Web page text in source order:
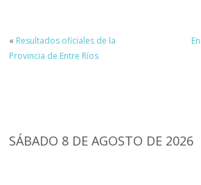
« Resultados oficiales de la
Provincia de Entre Ríos
SÁBADO 8 DE AGOSTO DE 2026